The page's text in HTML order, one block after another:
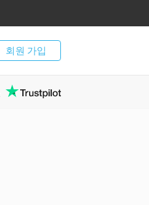
회원 가입